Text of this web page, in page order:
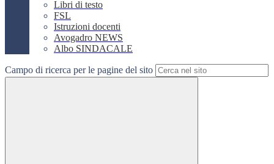
Libri di testo
FSL
Istruzioni docenti
Avogadro NEWS
Albo SINDACALE
Campo di ricerca per le pagine del sito